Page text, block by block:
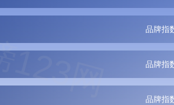
品牌指
品牌指
品牌指
网